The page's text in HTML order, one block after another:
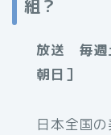
組？
放送 毎週
朝日］
日本全国